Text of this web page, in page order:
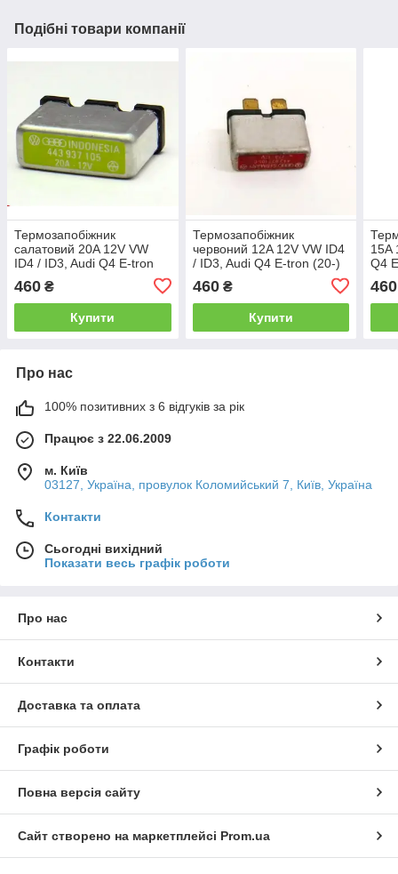
Подібні товари компанії
Термозапобіжник
салатовий 20A 12V VW
ID4 / ID3, Audi Q4 E-tron
460 ₴
Купити
Термозапобіжник
червоний 12A 12V VW ID4
/ ID3, Audi Q4 E-tron (20-)
460₴
Купити
15A
Q4
460
Про нас
100% позитивних з 6 відгуків за рік
Працює з 22.06.2009
м. Київ
03127, Україна, провулок Коломийський 7, Київ, Україна
Контакти
Сьогодні вихідний
Показати весь графік роботи
Про нас
Контакти
Доставка та оплата
Графік роботи
Повна версія сайту
Сайт створено на маркетплейсі Prom.ua